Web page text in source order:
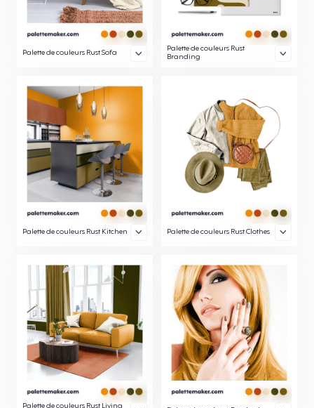
Palette de couleurs Rust Sofa
Palette de couleurs Rust
Branding
Palette de couleurs Rust Kitchen Palette de couleurs Rust Clothes